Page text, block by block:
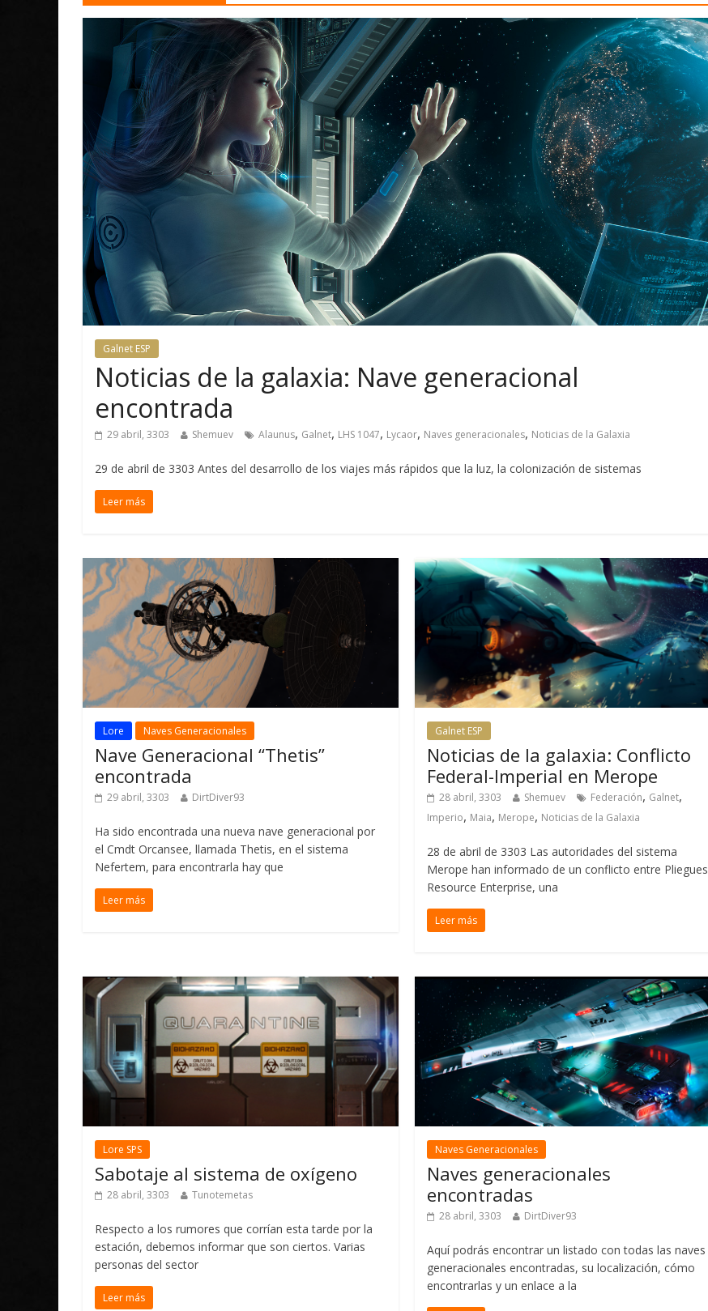
Galnet ESP
Noticias de la galaxia: Nave generacional
encontrada
29 abril, 3303 Shemuev Alaunus, Galnet, LHS 1047, Lycaor, Naves generacionales, Noticias de la Galaxia
29 de abril de 3303 Antes del desarrollo de los viajes más rápidos que la luz, la colonización de sistemas
Leer más
Lore Naves Generacionales
Nave Generacional “Thetis”
encontrada
29 abril, 3303 DirtDiver93
Ha sido encontrada una nueva nave generacional por
el Cmdt Orcansee, llamada Thetis, en el sistema
Nefertem, para encontrarla hay que
Leer más
Galnet ESP
Noticias de la galaxia: Conflicto
Federal-Imperial en Merope
28 abril, 3303 Shemuev Federación, Galnet,
Imperio, Maia, Merope, Noticias de la Galaxia
28 de abril de 3303 Las autoridades del sistema
Merope han informado de un conflicto entre Pliegues
Resource Enterprise, una
Leer más
Lore SPS
Sabotaje al sistema de oxígeno
28 abril, 3303 Tunotemetas
Respecto a los rumores que corrían esta tarde por la
estación, debemos informar que son ciertos. Varias
personas del sector
Leer más
Naves Generacionales
Naves generacionales
encontradas
28 abril, 3303 DirtDiver93
Aquí podrás encontrar un listado con todas las naves
generacionales encontradas, su localización, cómo
encontrarlas y un enlace a la